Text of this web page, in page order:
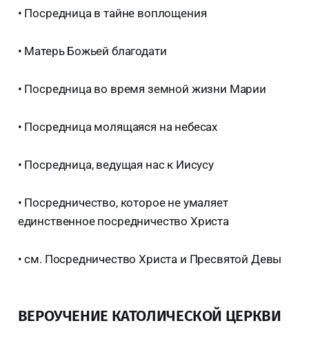
• Посредница в тайне воплощения
• Матерь Божьей благодати
• Посредница во время земной жизни Марии
• Посредница молящаяся на небесах
• Посредница, ведущая нас к Иисусу
• Посредничество, которое не умаляет
единственное посредничество Христа
• см. Посредничество Христа и Пресвятой Девы
ВЕРОУЧЕНИЕ КАТОЛИЧЕСКОЙ ЦЕРКВИ